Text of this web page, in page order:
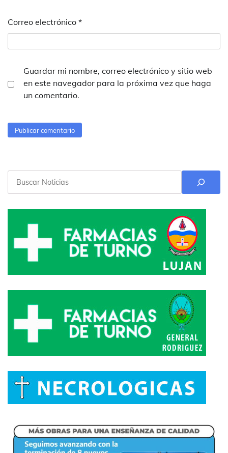
Correo electrónico *
Guardar mi nombre, correo electrónico y sitio web
en este navegador para la próxima vez que haga
un comentario.